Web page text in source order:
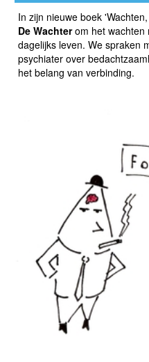
In zijn nieuwe boek
De Wachterom het wachten
dagelijks leven. We spraken
psychiater over
het belang van verbinding.